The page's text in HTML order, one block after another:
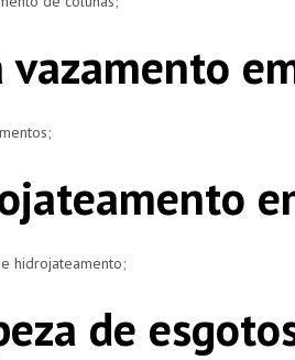
vazamento
hidrojateamento;
de